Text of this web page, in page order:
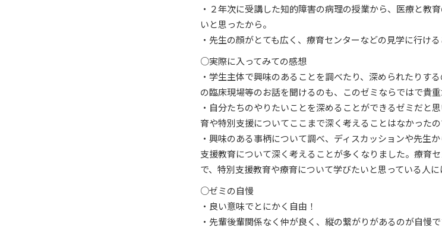
・２年次に受講した知的障害の病理の授業から、医療と教
いと思ったから。
・先生の顔がとても広く、療育センターなどの見学に行け
○実際に入ってみての感想
・学生主体で興味のあることを調べたり、深められたりす
の臨床現場等のお話を聞けるのも、このゼミならではで貴重
・自分たちのやりたいことを深めることができるゼミだと
育や特別支援についてここまで深く考えることはなかった
・興味のある事柄について調べ、ディスカッションや先生
支援教育について深く考えることが多くなりました。療育
で、特別支援教育や療育について学びたいと思っている人に
○ゼミの自慢
・良い意味でとにかく自由！
・先輩後輩関係なく仲が良く、縦の繋がりがあるのが自慢で